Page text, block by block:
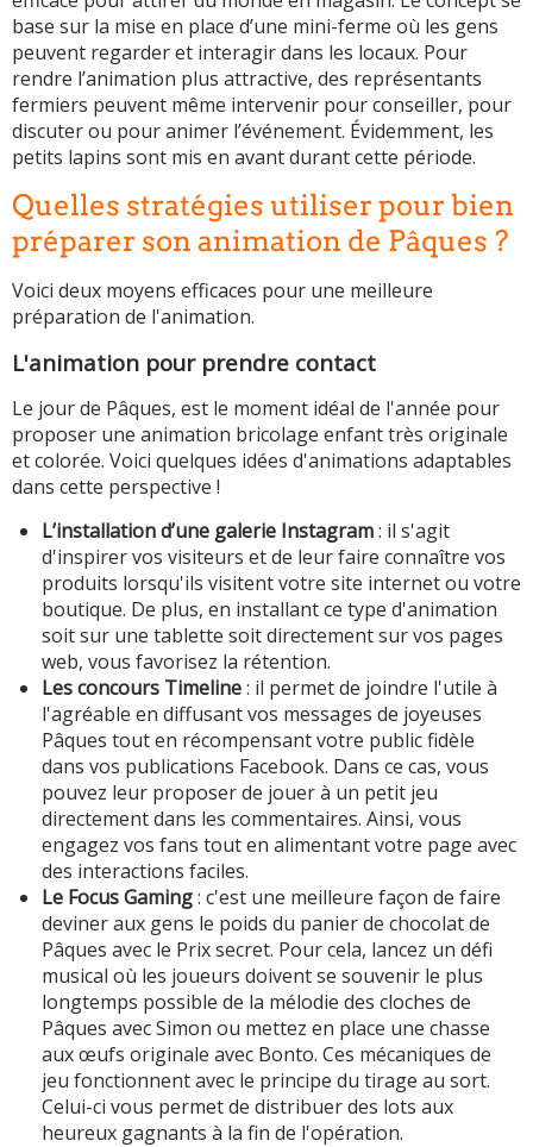
base sur la mise en place d’une mini-ferme où les gens
peuvent regarder et interagir dans les locaux. Pour
rendre l’animation plus attractive, des représentants
fermiers peuvent même intervenir pour conseiller, pour
discuter ou pour animer l’événement. Évidemment, les
petits lapins sont mis en avant durant cette période.
Quelles stratégies utiliser pour bien
préparer son animation de Pâques ?
Voici deux moyens efficaces pour une meilleure
préparation de l'animation.
L'animation pour prendre contact
Le jour de Pâques, est le moment idéal de l'année pour
proposer une animation bricolage enfant très originale
et colorée. Voici quelques idées d'animations adaptables
dans cette perspective !
L’installation d’une galerie Instagram: il s'agit
d'inspirer vos visiteurs et de leur faire connaître vos
produits lorsqu'ils visitent votre site internet ou votre
boutique. De plus, en installant ce type d'animation
soit sur une tablette soit directement sur vos pages
web, vous favorisez la rétention.
Les concours Timeline: il permet de joindre l'utile à
l'agréable en diffusant vos messages de joyeuses
Pâques tout en récompensant votre public fidèle
dans vos publications Facebook. Dans ce cas, vous
pouvez leur proposer de jouer à un petit jeu
directement dans les commentaires. Ainsi, vous
engagez vos fans tout en alimentant votre page avec
des interactions faciles.
Le Focus Gaming: c'est une meilleure façon de faire
deviner aux gens le poids du panier de chocolat de
Pâques avec le Prix secret. Pour cela, lancez un défi
musical où les joueurs doivent se souvenir le plus
longtemps possible de la mélodie des cloches de
Pâques avec Simon ou mettez en place une chasse
aux œufs originale avec Bonto. Ces mécaniques de
jeu fonctionnent avec le principe du tirage au sort.
Celui-ci vous permet de distribuer des lots aux
heureux gagnants à la fin de l'opération.